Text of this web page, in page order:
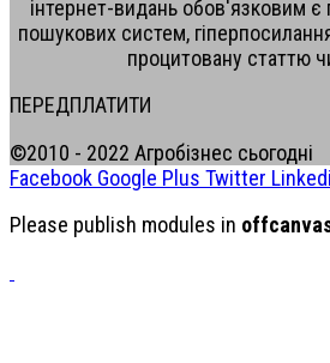
інтернет-видань обов'язковим є
пошукових систем,
процитовану статтю
ПЕРЕДПЛАТИТИ
©2010 - 2022 Агробізнес сьогодні
Facebook Google Plus Twitter
Please publish modules in